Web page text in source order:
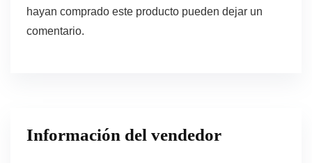
hayan comprado este producto pueden dejar un
comentario.
Información del vendedor